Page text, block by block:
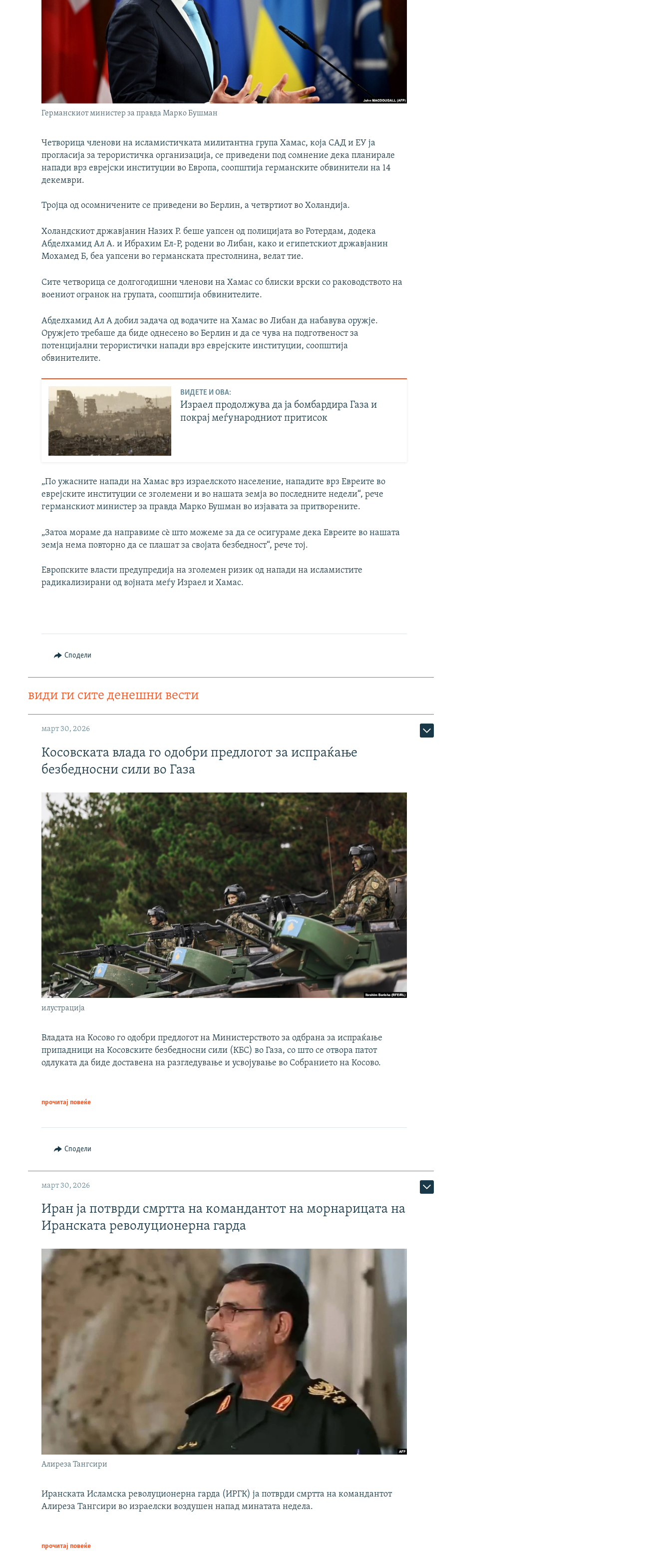
Германскиот министер за правда Марко Бушман
Четворица членови на исламистичката милитантна група Хамас, која САД и ЕУ ја
прогласија за терористичка организација, се приведени под сомнение дека планирале
напади врз еврејски институции во Европа, соопштија германските обвинители на 14
декември.
Тројца од осомничените се приведени во Берлин, а четвртиот во Холандија.
Холандскиот државјанин Назих Р. беше уапсен од полицијата во Ротердам, додека
Абделхамид Ал А. и Ибрахим Ел-Р, родени во Либан, како и египетскиот државјанин
Мохамед Б, беа уапсени во германската престолнина, велат тие.
Сите четворица се долгогодишни членови на Хамас со блиски врски со раководството на
воениот огранок на групата, соопштија обвинителите.
Абделхамид Ал А добил задача од водачите на Хамас во Либан да набавува оружје.
Оружјето требаше да биде однесено во Берлин и да се чува на подготвеност за
потенцијални терористички напади врз еврејските институции, соопштија
обвинителите.
ВИДЕТЕ И ОВА:
Израел продолжува да ја бомбардира Газа и
покрај меѓународниот притисок
„По ужасните напади на Хамас врз израелското население, нападите врз Евреите во
еврејските институции се зголемени и во нашата земја во последните недели“, рече
германскиот министер за правда Марко Бушман во изјавата за притворените.
„Затоа мораме да направиме сè што можеме за да се осигураме дека Евреите во нашата
земја нема повторно да се плашат за својата безбедност“, рече тој.
Европските власти предупредија на зголемен ризик од напади на исламистите
радикализирани од војната меѓу Израел и Хамас.
Сподели
види ги сите денешни вести
март 30, 2026
Косовската влада го одобри предлогот за испраќање
безбедносни сили во Газа
илустрација
Владата на Косово го одобри предлогот на Министерството за одбрана за испраќање
припадници на Косовските безбедносни сили (КБС) во Газа, со што се отвора патот
одлуката да биде доставена на разгледување и усвојување во Собранието на Косово.
прочитај повеќе
Сподели
март 30, 2026
Иран ја потврди смртта на командантот на морнарицата на
Иранската револуционерна гарда
Алиреза Тангсири
Иранската Исламска револуционерна гарда (ИРГК) ја потврди смртта на командантот
Алиреза Тангсири во израелски воздушен напад минатата недела.
прочитај повеќе